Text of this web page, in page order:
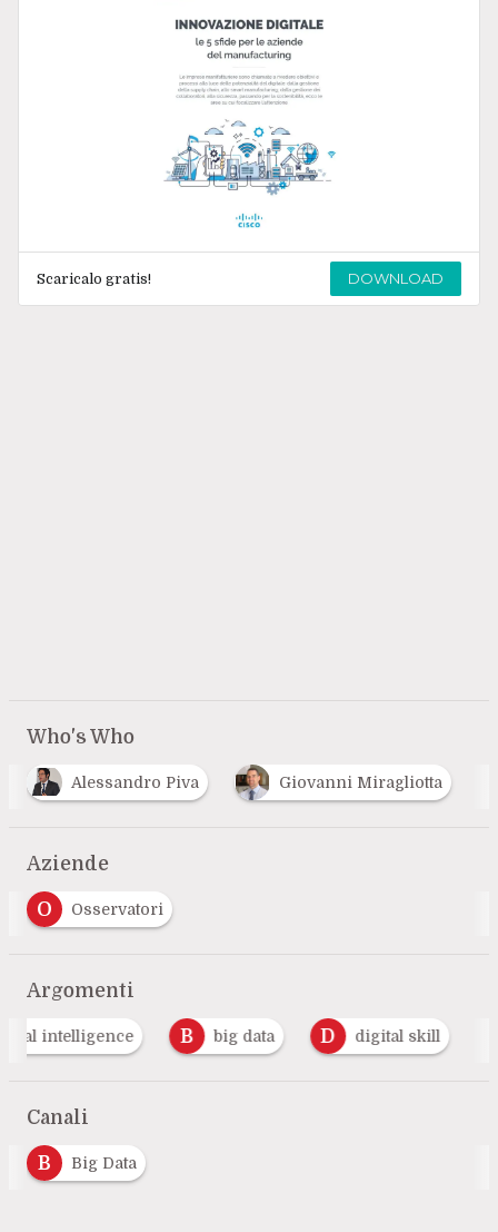
Scaricalo gratis! DOWNLOAD
Who's Who
Alessandro Piva Giovanni Miragliotta
Aziende
O Osservatori
Argomenti
B big data D digital skill Intelligenza
Canali
B Big Data